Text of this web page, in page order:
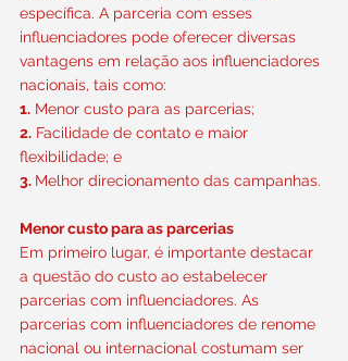
específica. A parceria com esses
influenciadores pode oferecer diversas
vantagens em relação aos influenciadores
nacionais, tais como:
1. Menor custo para as parcerias;
2. Facilidade de contato e maior
flexibilidade; e
3. Melhor direcionamento das campanhas.
Menor custo para as parcerias
Em primeiro lugar, é importante destacar
a questão do custo ao estabelecer
parcerias com influenciadores. As
parcerias com influenciadores de renome
nacional ou internacional costumam ser